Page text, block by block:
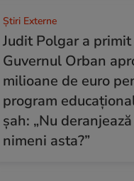
Știri Externe
Judit Polgar a
Guvernul Orban
milioane de euro
program
șah: „Nu
nimeni asta?”